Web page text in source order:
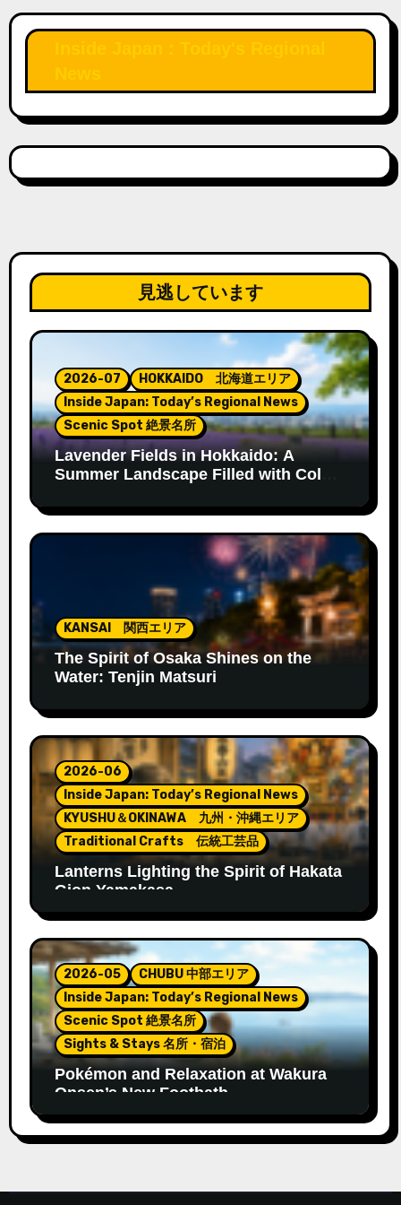
見逃しています
2026-07
HOKKAIDO 北海道エリア
Inside Japan: Today’s Regional News
Scenic Spot 絶景名所
Lavender Fields in Hokkaido: A
Summer Landscape Filled with Color
KANSAI 関西エリア
The Spirit of Osaka Shines on the
Water: Tenjin Matsuri
2026-06
Inside Japan: Today’s Regional News
KYUSHU＆OKINAWA 九州・沖縄エリア
Traditional Crafts 伝統工芸品
Lanterns Lighting the Spirit of Hakata
Gion Yamakasa
2026-05
CHUBU 中部エリア
Inside Japan: Today’s Regional News
Scenic Spot 絶景名所
Sights & Stays 名所・宿泊
Pokémon and Relaxation at Wakura
Onsen’s New Footbath